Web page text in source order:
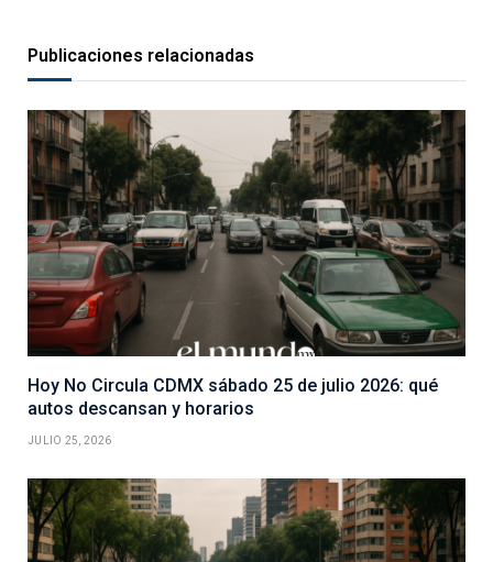
Publicaciones relacionadas
Hoy No Circula CDMX sábado 25 de julio 2026: qué
autos descansan y horarios
JULIO 25, 2026